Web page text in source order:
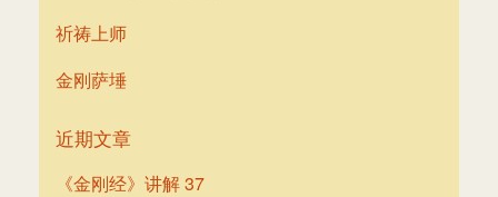
祈祷上师
金刚萨埵
近期文章
《金刚经》讲解 37